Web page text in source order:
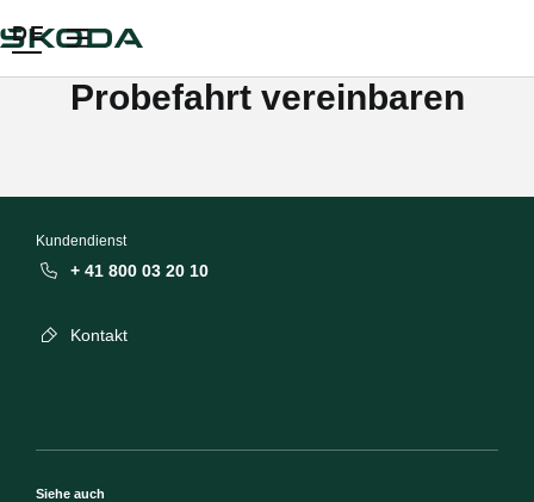
DE
Probefahrt vereinbaren
Kundendienst
+ 41 800 03 20 10
Kontakt
Siehe auch